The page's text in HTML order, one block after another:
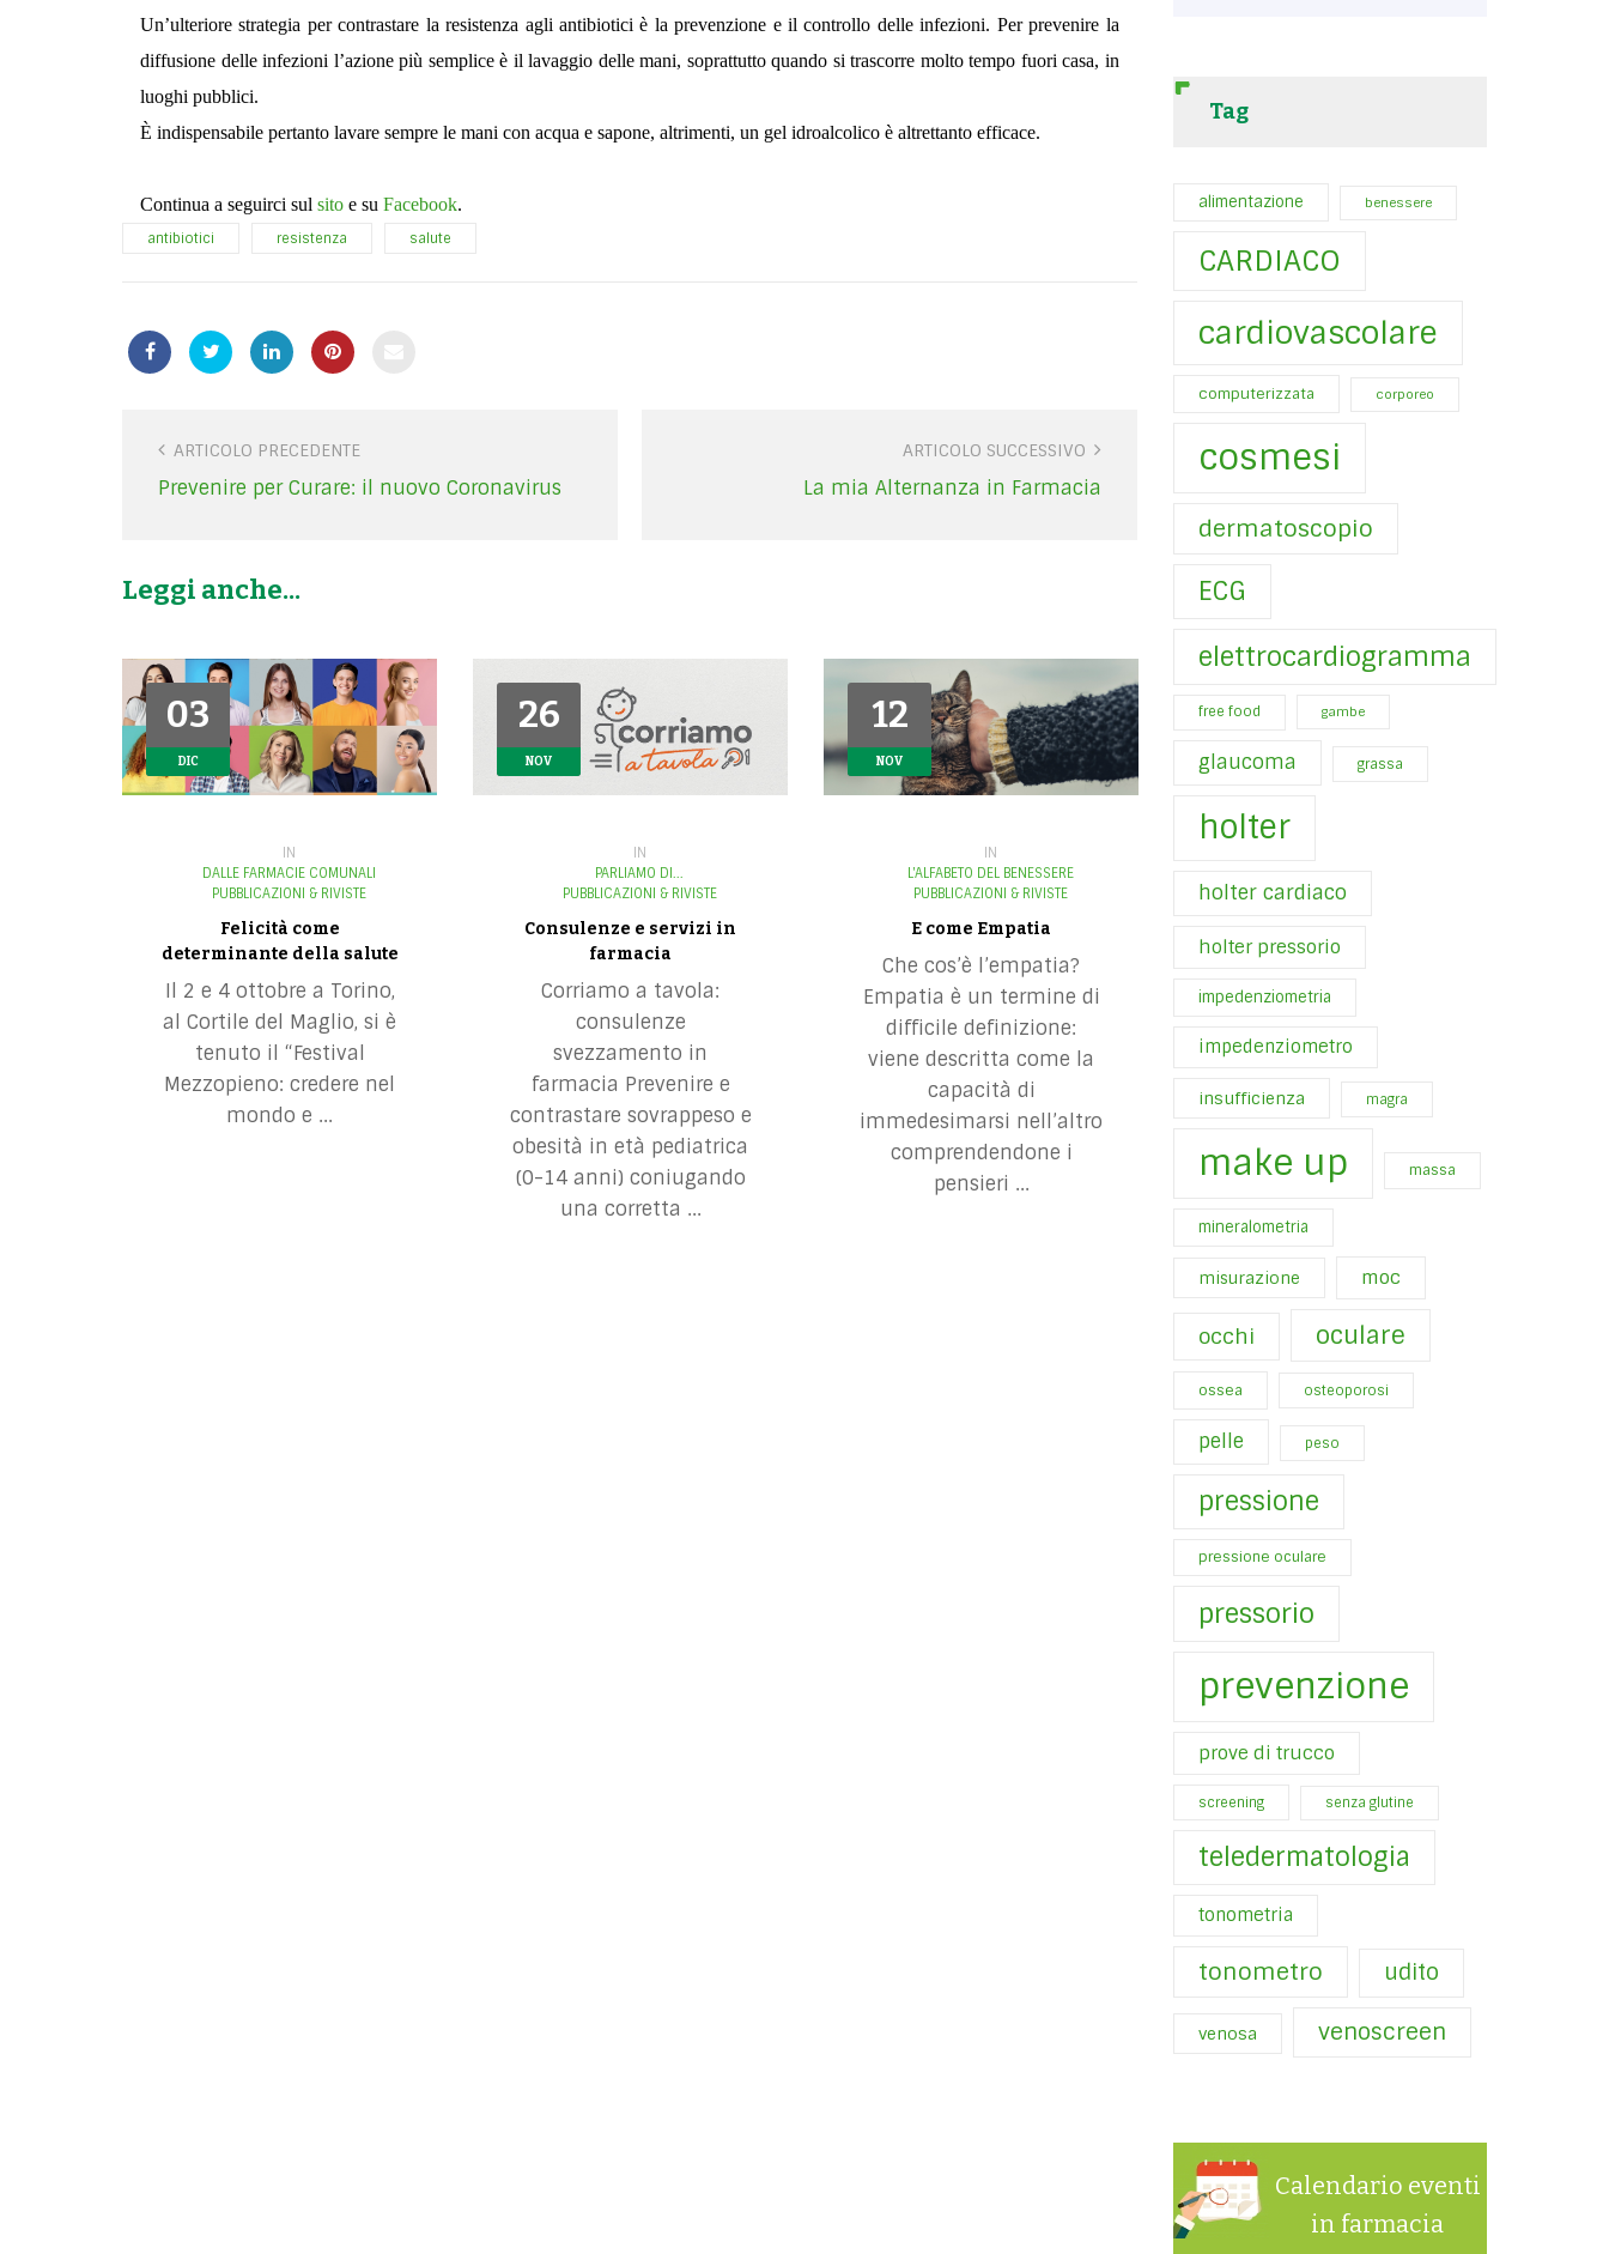
Un’ulteriore strategia per contrastare la resistenza agli antibiotici è la prevenzione e il controllo delle infezioni. Per prevenire la
diffusione delle infezioni l’azione più semplice è il lavaggio delle mani, soprattutto quando si trascorre molto tempo fuori casa, in
luoghi pubblici.
È indispensabile pertanto lavare sempre le mani con acqua e sapone, altrimenti, un gel idroalcolico è altrettanto efficace.
Continua a seguirci sul sito e su Facebook.
antibiotici resistenza salute
n
g
a
t
i
ARTICOLO PRECEDENTE
Prevenire per Curare: il nuovo Coronavirus
ARTICOLO SUCCESSIVO
La mia Alternanza in Farmacia
Leggi anche...
03
DIC
03
DIC
IN
DALLE FARMACIE COMUNALI
PUBBLICAZIONI & RIVISTE
Felicità come
determinante della salute
Il 2 e 4 ottobre a Torino,
al Cortile del Maglio, si è
tenuto il “Festival
Mezzopieno: credere nel
mondo e ...
26
NOV
26
NOV
IN
PARLIAMO DI...
PUBBLICAZIONI & RIVISTE
Consulenze e servizi in
farmacia
Corriamo a tavola:
consulenze
svezzamento in
farmacia Prevenire e
contrastare sovrappeso e
obesità in età pediatrica
(0-14 anni) coniugando
una corretta ...
12
NOV
12
NOV
IN
L'ALFABETO DEL BENESSERE
PUBBLICAZIONI & RIVISTE
E come Empatia
Che cos’è l’empatia?
Empatia è un termine di
difficile definizione:
viene descritta come la
capacità di
immedesimarsi nell’altro
comprendendone i
pensieri ...
Tag
alimentazione benessere
CARDIACO
cardiovascolare
computerizzata corporeo
cosmesi
dermatoscopio
ECG
elettrocardiogramma
free food gambe
glaucoma grassa
holter
holter cardiaco
holter pressorio
impedenziometria
impedenziometro
insufficienza magra
make up massa
mineralometria
misurazione moc
occhi oculare
ossea osteoporosi
pelle peso
pressione
pressione oculare
pressorio
prevenzione
prove di trucco
screening senza glutine
teledermatologia
tonometria
tonometro udito
venosa venoscreen
Calendario eventi
in farmacia